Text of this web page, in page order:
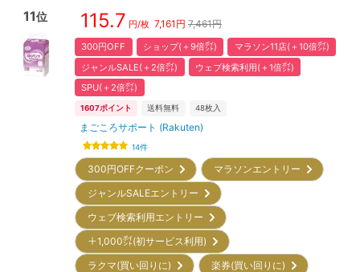
11位 115.7 円/枚 7,161 円 7,461円
300円OFF ショップ(＋9倍㌽)
マラソン11店(＋10倍㌽)
ジャンルSALE(＋2倍㌽)
ウェブ検索利用(＋1倍㌽)
SPU(＋2倍㌽)
1607ポイント 送料無料 48枚入
まごころサポート (Rakuten)
14件
300円OFFクーポン
マラソンエントリー
ジャンルSALEエントリー
ウェブ検索利用エントリー
＋1,000㌽(初サービス利用)
ラクマ(買い回りに)
楽券(買い回りに)